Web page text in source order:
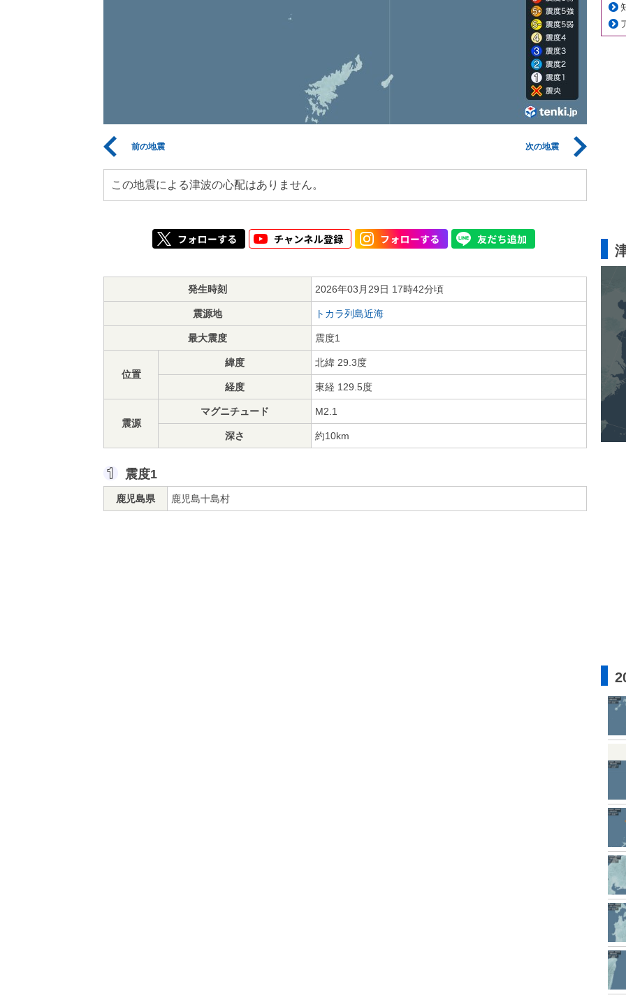
前の地震 次の地震
この地震による津波の心配はありません。
発生時刻 2026年03月29日 17時42分頃
震源地 トカラ列島近海
最大震度 震度1
位置
緯度 北緯 29.3度
経度 東経 129.5度
震源
マグニチュード M2.1
深さ 約10km
震度1
鹿児島県 鹿児島十島村